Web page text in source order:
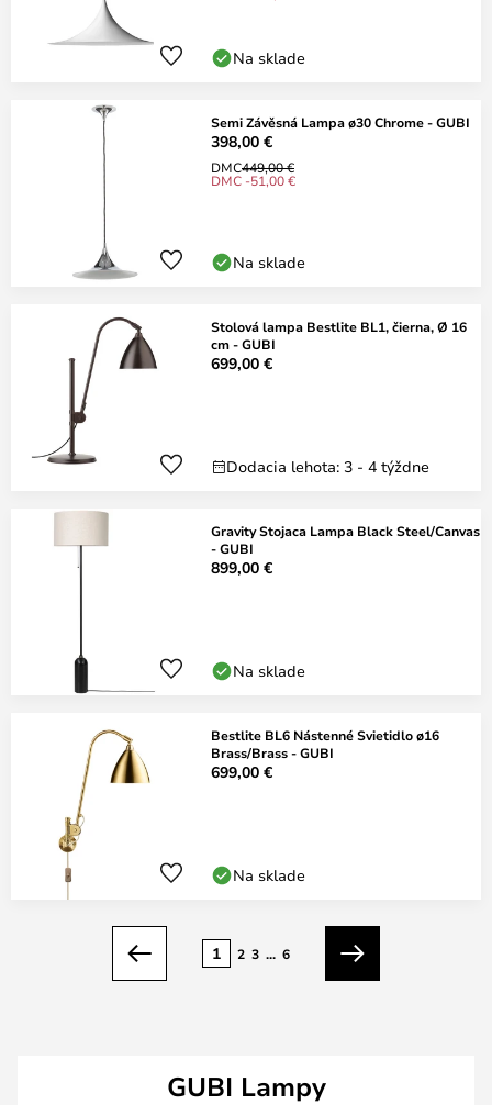
Na sklade
Semi Závěsná Lampa ø30 Chrome - GUBI
398,00 €
DMC449,00 €
DMC -51,00 €
Na sklade
Stolová lampa Bestlite BL1, čierna, Ø 16
cm - GUBI
699,00 €
Dodacia lehota: 3 - 4 týždne
Gravity Stojaca Lampa Black Steel/Canvas
- GUBI
899,00 €
Na sklade
Bestlite BL6 Nástenné Svietidlo ø16
Brass/Brass - GUBI
699,00 €
Na sklade
Predchádzajúci
1 2 3 ... 6
Ďalší
GUBI Lampy